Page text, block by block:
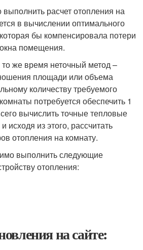
расчет отопления на
в вычислении оптимального
бы компенсировала потери
помещения.
же время неточный метод –
площади или объема
количеству требуемого
потребуется обеспечить 1
вычислить точные тепловые
исходя из этого, рассчитать
отопления на комнату.
выполнить следующие
отопления:
на сайте: